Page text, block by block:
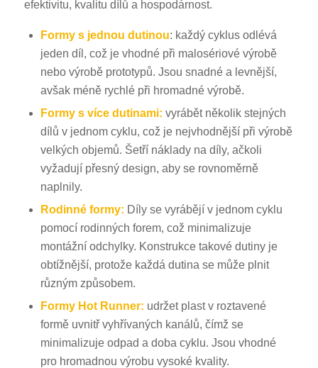
efektivitu, kvalitu dílů a hospodárnost.
Formy s jednou dutinou: každý cyklus odlévá
jeden díl, což je vhodné při malosériové výrobě
nebo výrobě prototypů. Jsou snadné a levnější,
avšak méně rychlé při hromadné výrobě.
Formy s více dutinami: vyrábět několik stejných
dílů v jednom cyklu, což je nejvhodnější při výrobě
velkých objemů. Šetří náklady na díly, ačkoli
vyžadují přesný design, aby se rovnoměrně
naplnily.
Rodinné formy: Díly se vyrábějí v jednom cyklu
pomocí rodinných forem, což minimalizuje
montážní odchylky. Konstrukce takové dutiny je
obtížnější, protože každá dutina se může plnit
různým způsobem.
Formy Hot Runner: udržet plast v roztavené
formě uvnitř vyhřívaných kanálů, čímž se
minimalizuje odpad a doba cyklu. Jsou vhodné
pro hromadnou výrobu vysoké kvality.